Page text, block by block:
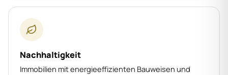
Nachhaltigkeit
Immobilien mit energieeffizienten Bauweisen und